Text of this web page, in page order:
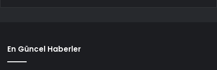
En Güncel Haberler